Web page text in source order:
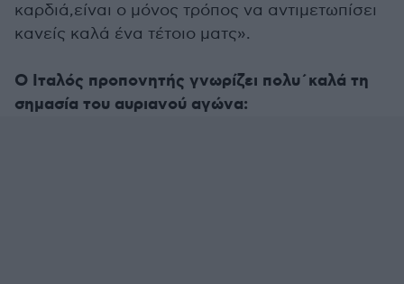
καρδιά,είναι ο μόνος τρόπος να αντιμετωπίσει
κανείς καλά ένα τέτοιο ματς».
Ο Ιταλός προπονητής γνωρίζει πολυ΄καλά τη
σημασία του αυριανού αγώνα: